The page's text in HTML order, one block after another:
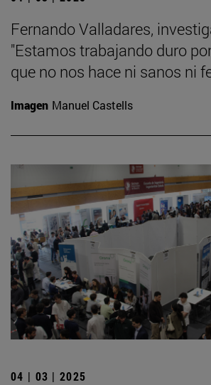
Fernando Valladares,
"Estamos trabajando duro
que no nos hace ni sanos ni
Imagen Manuel Castells
04 | 03 | 2025